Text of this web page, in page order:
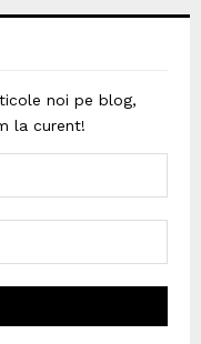
noi pe blog,
la curent!